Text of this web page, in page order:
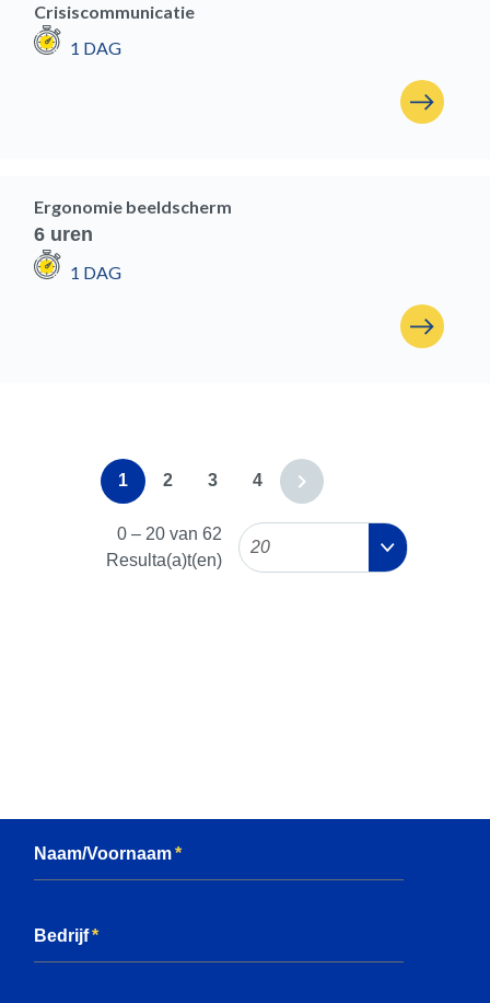
Crisiscommunicatie
1 DAG
Ergonomie beeldscherm
6 uren
1 DAG
1 2 3 4
0– 20 van 62
Resulta(a)t(en)
20
Naam/Voornaam
Bedrijf